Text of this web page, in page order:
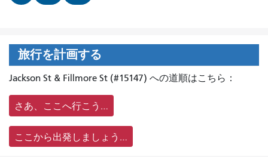
旅行を計画する
Jackson St & Fillmore St (#15147) への道順はこちら：
さあ、ここへ行こう…
ここから出発しましょう…